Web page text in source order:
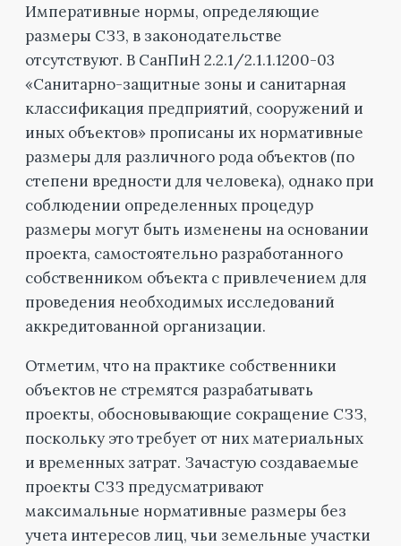
Императивные нормы, определяющие
размеры СЗЗ, в законодательстве
отсутствуют. В СанПиН 2.2.1/2.1.1.1200-03
«Санитарно-защитные зоны и санитарная
классификация предприятий, сооружений и
иных объектов» прописаны их нормативные
размеры для различного рода объектов (по
степени вредности для человека), однако при
соблюдении определенных процедур
размеры могут быть изменены на основании
проекта, самостоятельно разработанного
собственником объекта с привлечением для
проведения необходимых исследований
аккредитованной организации.
Отметим, что на практике собственники
объектов не стремятся разрабатывать
проекты, обосновывающие сокращение СЗЗ,
поскольку это требует от них материальных
и временных затрат. Зачастую создаваемые
проекты СЗЗ предусматривают
максимальные нормативные размеры без
учета интересов лиц, чьи земельные участки